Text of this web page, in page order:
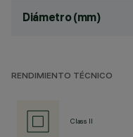
Diámetro (mm)
RENDIMIENTO TÉCNICO
Class II